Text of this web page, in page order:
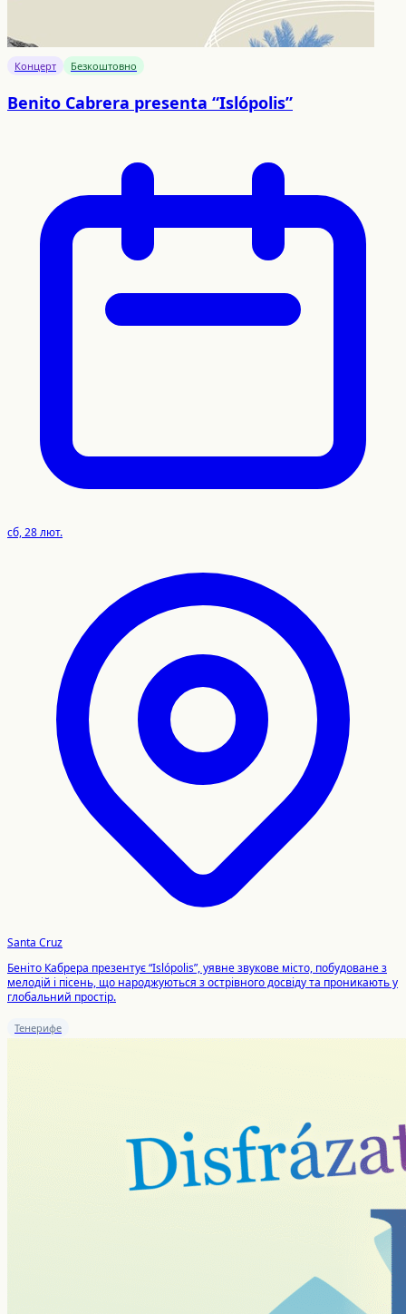
Концерт Безкоштовно
Benito Cabrera presenta “Islópolis”
сб, 28 лют.
Santa Cruz
Беніто Кабрера презентує “Islópolis”, уявне звукове місто, побудоване з
мелодій і пісень, що народжуються з острівного досвіду та проникають у
глобальний простір.
Тенерифе